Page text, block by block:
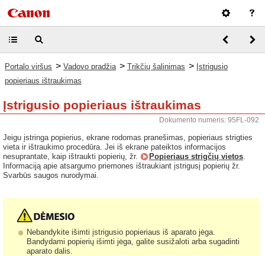
Portalo viršus > Vadovo pradžia > Trikčių šalinimas > Įstrigusio
popieriaus ištraukimas
Įstrigusio popieriaus ištraukimas
Dokumento numeris: 95FL-092
Jeigu įstringa popierius, ekrane rodomas pranešimas, popieriaus strigties
vieta ir ištraukimo procedūra. Jei iš ekrane pateiktos informacijos
nesuprantate, kaip ištraukti popierių, žr.
Popieriaus strigčių vietos.
Informaciją apie atsargumo priemones ištraukiant įstrigusį popierių žr.
Svarbūs saugos nurodymai.
Nebandykite išimti įstrigusio popieriaus iš aparato jėga.
Bandydami popierių išimti jėga, galite susižaloti arba sugadinti
aparato dalis.